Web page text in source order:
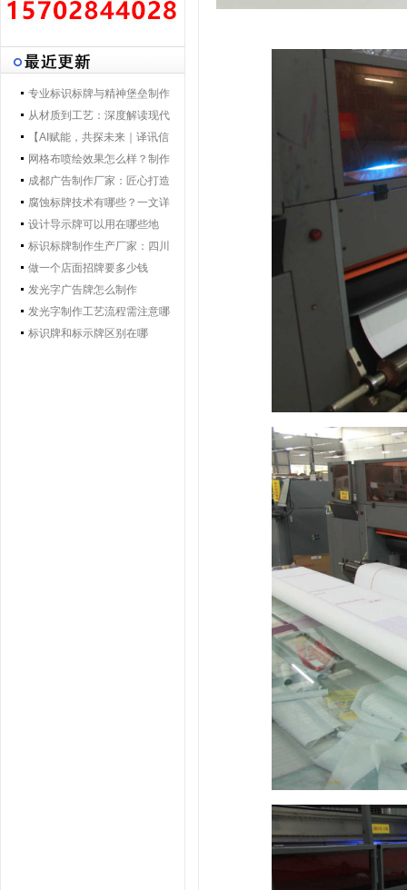
专业标识标牌与精神堡垒制作
专家 | 零贰捌广告制作集团 - 打
造一体化导视解决方案，提升
品牌形象与空间效率
从材质到工艺：深度解读现代
导视标牌制作技术
【AI赋能，共探未来｜译讯信
息董事长马万炯先生一行莅临
028广告制作集团交流赋能】
网格布喷绘效果怎么样？制作
工艺要点核心优势
成都广告制作厂家：匠心打造
城市视觉新名片
腐蚀标牌技术有哪些？一文详
解行业主流工艺与应用
设计导示牌可以用在哪些地
方？
标识标牌制作生产厂家：四川
零贰捌广告公司的匠心之路
做一个店面招牌要多少钱
发光字广告牌怎么制作
发光字制作工艺流程需注意哪
些
标识牌和标示牌区别在哪